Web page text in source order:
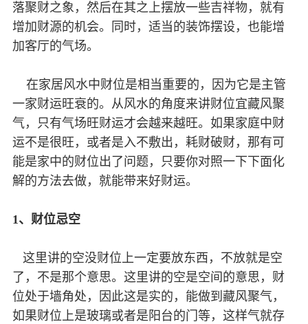
落聚财之象，然后在其之上摆放一些吉祥物，就有
增加财源的机会。同时，适当的装饰摆设，也能增
加客厅的气场。
在家居风水中财位是相当重要的，因为它是主管
一家财运旺衰的。从风水的角度来讲财位宜藏风聚
气，只有气场旺财运才会越来越旺。如果家庭中财
运不是很旺，或者是入不敷出，耗财破财，那有可
能是家中的财位出了问题，只要你对照一下下面化
解的方法去做，就能带来好财运。
1、财位忌空
这里讲的空没财位上一定要放东西，不放就是空
了，不是那个意思。这里讲的空是空间的意思，财
位处于墙角处，因此这是实的，能做到藏风聚气，
如果财位上是玻璃或者是阳台的门等，这样气就存